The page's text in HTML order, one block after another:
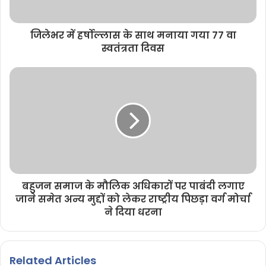
जिलेभर में हर्षोल्लास के साथ मनाया गया 77 वा
स्वतंत्रता दिवस
बहुजन समाज के मौलिक अधिकारों पर पाबंदी लगाए
जाने समेत अन्य मुद्दों को लेकर राष्ट्रीय पिछड़ा वर्ग मोर्चा
ने दिया धरना
Related Articles